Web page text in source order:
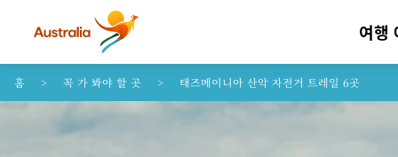
콘텐트로 건너뛰기
꼬리말 내비게이션으로 건너뛰기
여행
홈 꼭 가 봐야 할 곳 태즈메이니아 산악 자전거 트레일 6곳